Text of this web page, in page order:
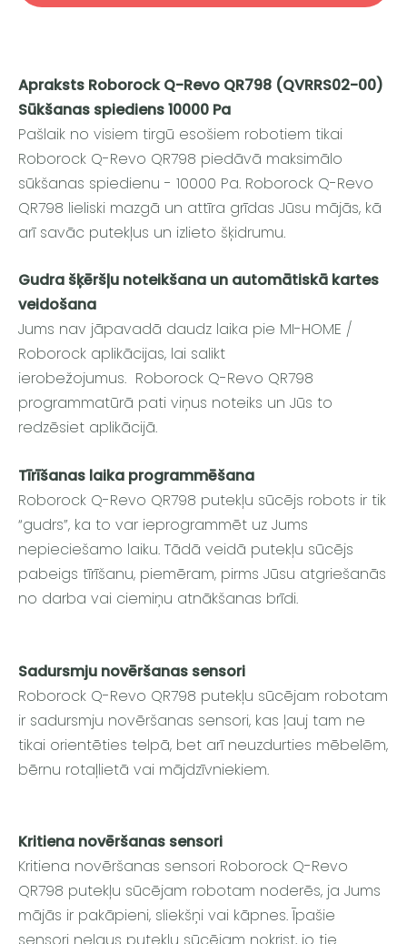
Apraksts Roborock Q-Revo QR798 (QVRRS02-00)
Sūkšanas spiediens 10000 Pa
Pašlaik no visiem tirgū esošiem robotiem tikai
Roborock Q-Revo QR798 piedāvā maksimālo
sūkšanas spiedienu - 10000 Pa. Roborock Q-Revo
QR798 lieliski mazgā un attīra grīdas Jūsu mājās, kā
arī savāc putekļus un izlieto šķidrumu.
Gudra šķēršļu noteikšana un automātiskā kartes
veidošana
Jums nav jāpavadā daudz laika pie MI-HOME /
Roborock aplikācijas, lai salikt
ierobežojumus. Roborock Q-Revo QR798
programmatūrā pati viņus noteiks un Jūs to
redzēsiet aplikācijā.
Tīrīšanas laika programmēšana
Roborock Q-Revo QR798 putekļu sūcējs robots ir tik
“gudrs”, ka to var ieprogrammēt uz Jums
nepieciešamo laiku. Tādā veidā putekļu sūcējs
pabeigs tīrīšanu, piemēram, pirms Jūsu atgriešanās
no darba vai ciemiņu atnākšanas brīdi.
Sadursmju novēršanas sensori
Roborock Q-Revo QR798 putekļu sūcējam robotam
ir sadursmju novēršanas sensori, kas ļauj tam ne
tikai orientēties telpā, bet arī neuzdurties mēbelēm,
bērnu rotaļlietā vai mājdzīvniekiem.
Kritiena novēršanas sensori
Kritiena novēršanas sensori Roborock Q-Revo
QR798 putekļu sūcējam robotam noderēs, ja Jums
mājās ir pakāpieni, sliekšņi vai kāpnes. Īpašie